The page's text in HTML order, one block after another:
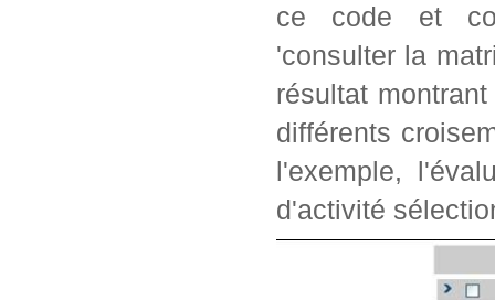
ce code et
'consulter la
résultat
différents
l'exemple,
d'activité